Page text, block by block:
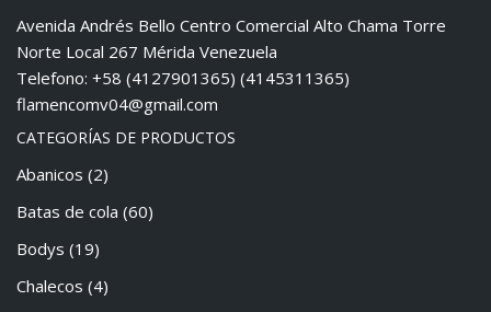
Avenida Andrés Bello Centro Comercial Alto Chama Torre
Norte Local 267 Mérida Venezuela
Telefono: +58 (4127901365) (4145311365)
flamencomv04@gmail.com
CATEGORÍAS DE PRODUCTOS
Abanicos (2)
Batas de cola (60)
Bodys (19)
Chalecos (4)